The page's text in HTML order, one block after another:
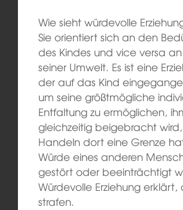
Wie sieht würdevolle
Sie orientiert sich an den
des Kindes und vice versa
seiner Umwelt. Es ist eine
der auf das Kind
um seine größtmögliche
Entfaltung zu ermöglichen,
gleichzeitig beigebracht
Handeln dort eine Grenze
Würde eines anderen
gestört oder beeinträchtigt
Würdevolle Erziehung erklärt,
strafen.